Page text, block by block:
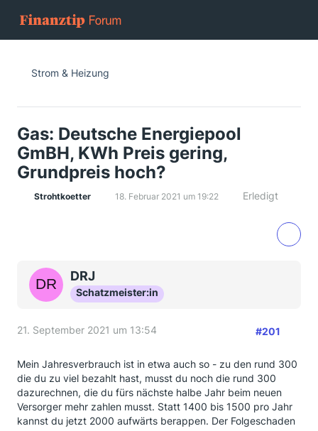
Strom & Heizung
Gas: Deutsche Energiepool
GmBH, KWh Preis gering,
Grundpreis hoch?
Strohtkoetter 18. Februar 2021 um 19:22 Erledigt
DRJ
Schatzmeister:in
21. September 2021 um 13:54 #201
Mein Jahresverbrauch ist in etwa auch so - zu den rund 300
die du zu viel bezahlt hast, musst du noch die rund 300
dazurechnen, die du fürs nächste halbe Jahr beim neuen
Versorger mehr zahlen musst. Statt 1400 bis 1500 pro Jahr
kannst du jetzt 2000 aufwärts berappen. Der Folgeschaden